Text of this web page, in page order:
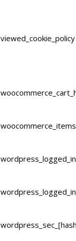
viewed_cookie_policy